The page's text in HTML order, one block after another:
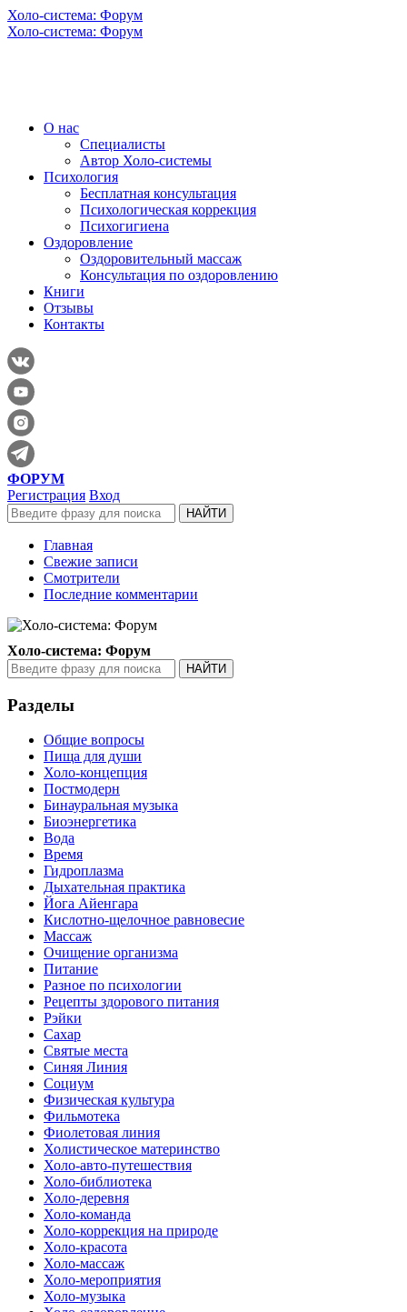
Холо-система: Форум
Холо-система: Форум
О нас
Специалисты
Автор Холо-системы
Психология
Бесплатная консультация
Психологическая коррекция
Психогигиена
Оздоровление
Оздоровительный массаж
Консультация по оздоровлению
Книги
Отзывы
Контакты
ФОРУМ
Регистрация Вход
Главная
Свежие записи
Смотрители
Последние комментарии
Холо-система: Форум
Разделы
Общие вопросы
Пища для души
Холо-концепция
Постмодерн
Бинауральная музыка
Биоэнергетика
Вода
Время
Гидроплазма
Дыхательная практика
Йога Айенгара
Кислотно-щелочное равновесие
Массаж
Очищение организма
Питание
Разное по психологии
Рецепты здорового питания
Рэйки
Сахар
Святые места
Синяя Линия
Социум
Физическая культура
Фильмотека
Фиолетовая линия
Холистическое материнство
Холо-авто-путешествия
Холо-библиотека
Холо-деревня
Холо-команда
Холо-коррекция на природе
Холо-красота
Холо-массаж
Холо-мероприятия
Холо-музыка